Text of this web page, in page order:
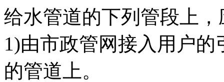
给水管道的下列管段上
1)由市政管网接入用户
的管道上。